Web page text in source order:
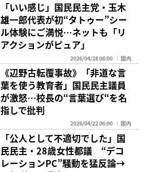
「いい感じ」国民民主党・玉木
雄一郎代表が初“タトゥー”シー
ル体験にご満悦…ネットも「リ
アクションがピュア」
2026/04/28 06:00 国内
《辺野古転覆事故》「非道な言
葉を使う教育者」国民民主議員
が激怒…校長の“言葉選び“を名
指しで批判
2026/04/22 06:00 国内
「公人として不適切でした」国
民民主・28歳女性都議 “デコ
レーションPC”騒動を猛反論→